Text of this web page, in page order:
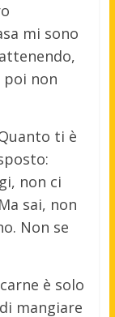
mi sono
poi non
ti è
non ci
sai, non
Non se
è solo
mangiare